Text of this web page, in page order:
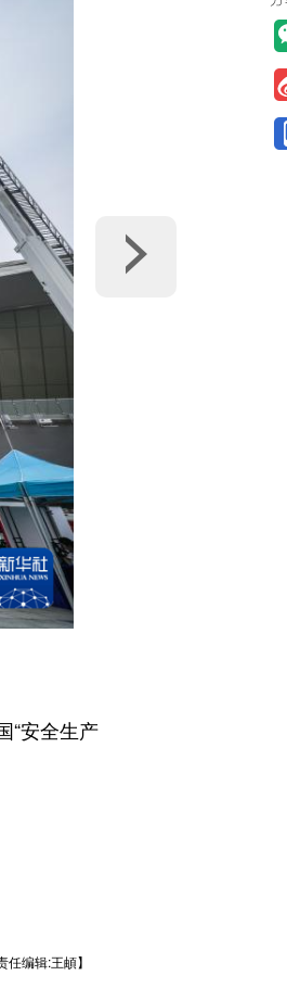
“安全生产
任编辑:王頔】